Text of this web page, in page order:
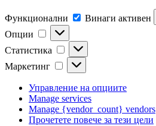
Функционални Функционални
Винаги активен
Опции
Опции
Статистика Статистика
Маркетинг Маркетинг
Управление на опциите
Manage services
Manage {vendor_count} vendors
Прочетете повече за тези цели